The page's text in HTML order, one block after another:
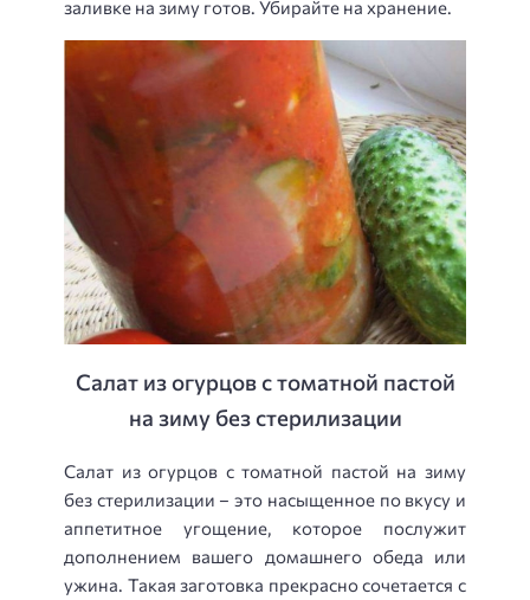
заливке на зиму готов. Убирайте на хранение.
Салат из огурцов с томатной пастой
на зиму без стерилизации
Салат из огурцов с томатной пастой на зиму
без стерилизации – это насыщенное по вкусу и
аппетитное угощение, которое послужит
дополнением вашего домашнего обеда или
ужина. Такая заготовка прекрасно сочетается с